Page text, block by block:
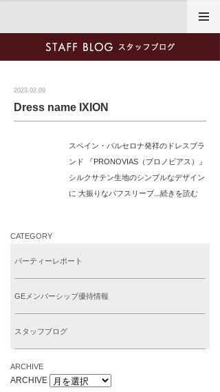
2023.02.09
Dress name IXION
スペイン・バルセロナ発祥のドレスブラ
ンド 『PRONOVIAS（プロノビアス）』
シルクサテン生地のシンプルなデザイン
に 大振りなパフスリーブ...続きを読む
CATEGORY
パーティーレポート
GEメンバーシップ優待情報
スタッフブログ
ARCHIVE
ARCHIVE